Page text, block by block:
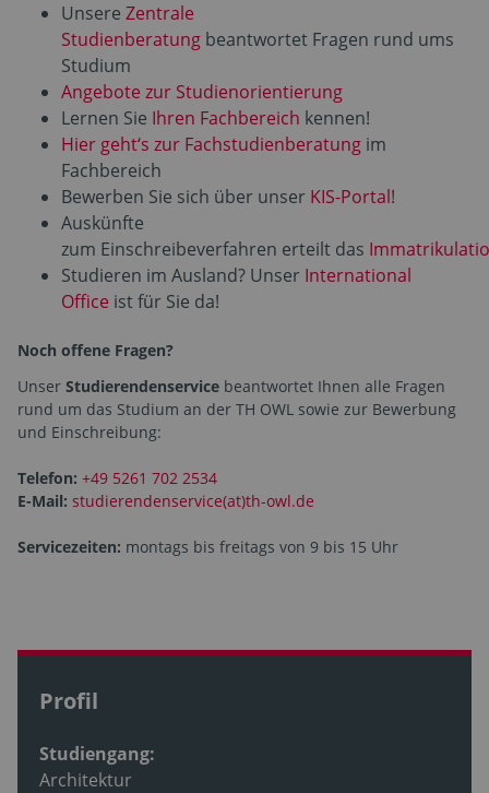
Unsere Zentrale
Studienberatung beantwortet Fragen rund ums
Studium
Angebote zur Studienorientierung
Lernen Sie Ihren Fachbereich kennen!
Hier geht‘s zur Fachstudienberatung im
Fachbereich
Bewerben Sie sich über unser KIS-Portal!
Auskünfte
zum Einschreibeverfahren erteilt das
Studieren im Ausland? Unser International
Office ist für Sie da!
Noch offene Fragen?
Unser Studierendenservice beantwortet Ihnen alle Fragen
rund um das Studium an der TH OWL sowie zur Bewerbung
und Einschreibung:
Telefon: +49 5261 702 2534
E-Mail: studierendenservice(at)th-owl.de
Servicezeiten: montags bis freitags von 9 bis 15 Uhr
Profil
Studiengang:
Architektur